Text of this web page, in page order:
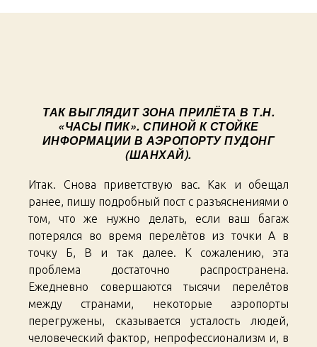
ТАК ВЫГЛЯДИТ ЗОНА ПРИЛЁТА В Т.Н.
«ЧАСЫ ПИК». СПИНОЙ К СТОЙКЕ
ИНФОРМАЦИИ В АЭРОПОРТУ ПУДОНГ
(ШАНХАЙ).
Итак. Снова приветствую вас. Как и обещал
ранее, пишу подробный пост с разъяснениями о
том, что же нужно делать, если ваш багаж
потерялся во время перелётов из точки А в
точку Б, В и так далее. К сожалению, эта
проблема достаточно распространена.
Ежедневно совершаются тысячи перелётов
между странами, некоторые аэропорты
перегружены, сказывается усталость людей,
человеческий фактор, непрофессионализм и, в